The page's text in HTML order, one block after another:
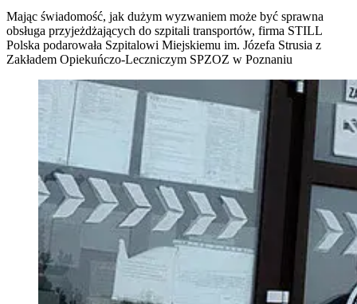
Mając świadomość, jak dużym wyzwaniem może być sprawna
obsługa przyjeżdżających do szpitali transportów, firma STILL
Polska podarowała Szpitalowi Miejskiemu im. Józefa Strusia z
Zakładem Opiekuńczo-Leczniczym SPZOZ w Poznaniu